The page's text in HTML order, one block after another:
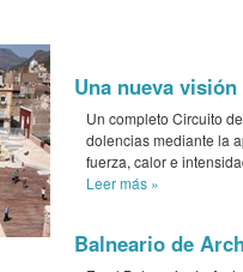
Una nueva
Un completo Circuito
dolencias mediante la
fuerza, calor e
Leer más »
Balneario de